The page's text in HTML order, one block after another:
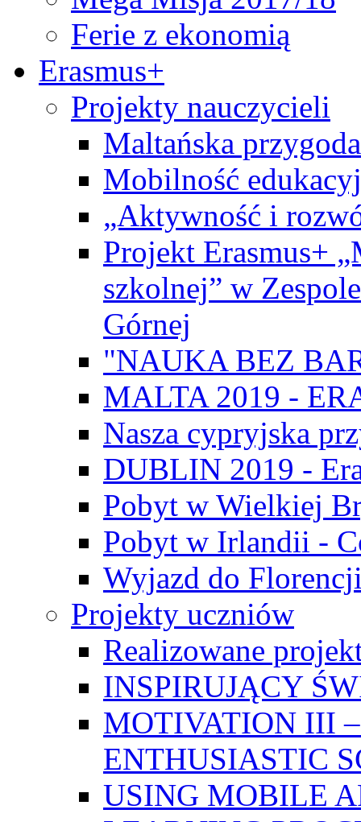
Ferie z ekonomią
Erasmus+
Projekty nauczycieli
Maltańska
Mobilność
„Aktywność i
Projekt Erasmus+
szkolnej” w
Górnej
"NAUKA BEZ
MALTA 2019 -
Nasza cypryjska
DUBLIN 2019 -
Pobyt w Wielkiej
Pobyt w Irlandii -
Wyjazd do
Projekty uczniów
Realizowane
INSPIRUJĄCY
MOTIVATION III
ENTHUSIASTIC
USING MOBILE